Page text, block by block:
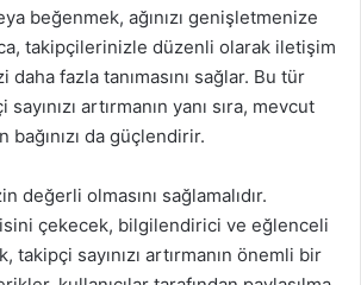
beğenmek, ağınızı genişletmenize
takipçilerinizle düzenli olarak iletişim
daha fazla tanımasını sağlar. Bu tür
artırmanın yanı sıra, mevcut
da güçlendirir.
değerli olmasını sağlamalıdır.
çekecek, bilgilendirici ve eğlenceli
takipçi sayınızı artırmanın önemli bir